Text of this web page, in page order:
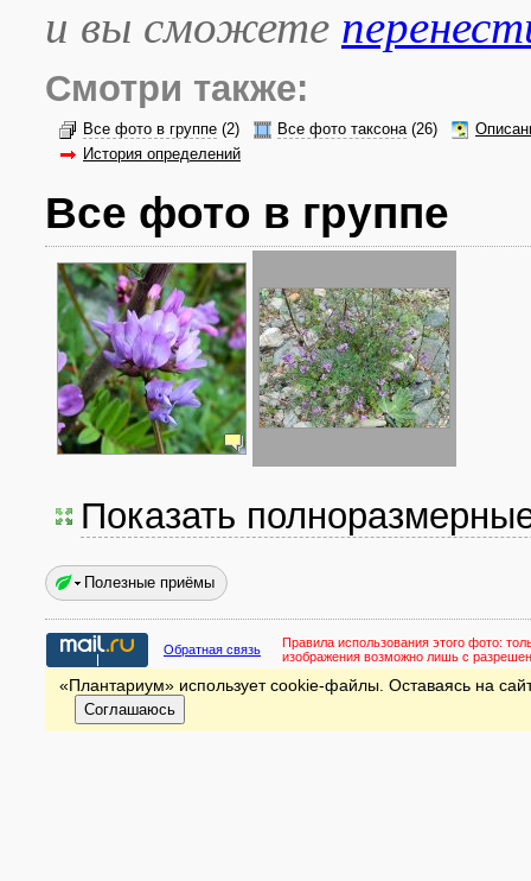
и вы сможете
Смотри также:
Все фото в группе (2) Все фото таксона(26)
История определений
Все фото в группе
Показать
Полезные приёмы
Обратная связь Правила использования этого фото:
изображения возможно лишь с
«Плантариум» использует cookie-файлы. Оставаясь на
Соглашаюсь